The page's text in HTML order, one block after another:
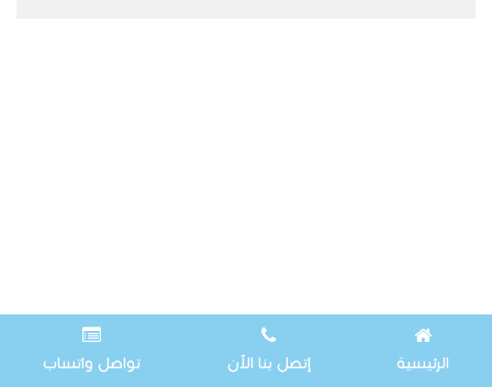
الرئيسية إتصل بنا الآن تواصل واتساب